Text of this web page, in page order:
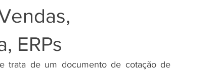
ERPs
trata de um documento de cotação de